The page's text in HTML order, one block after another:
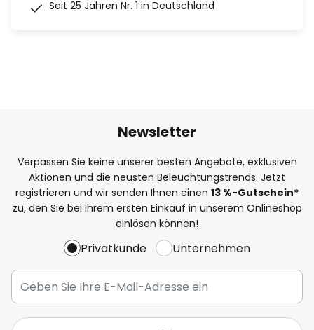
Seit 25 Jahren Nr. 1 in Deutschland
Newsletter
Verpassen Sie keine unserer besten Angebote, exklusiven
Aktionen und die neusten Beleuchtungstrends. Jetzt
registrieren und wir senden Ihnen einen 13 %-Gutschein*
zu, den Sie bei Ihrem ersten Einkauf in unserem Onlineshop
einlösen können!
Privatkunde Unternehmen